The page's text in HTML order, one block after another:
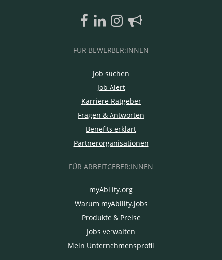
FÜR BEWERBER:INNEN
Job suchen
Job Alert
Karriere-Ratgeber
Fragen & Antworten
Benefits erklärt
Partnerorganisationen
FÜR ARBEITGEBER:INNEN
myAbility.org
Warum myAbility.jobs
Produkte & Preise
Jobs verwalten
Mein Unternehmensprofil